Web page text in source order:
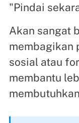
"Pindai
Akan sangat
membagikan
sosial atau
membantu